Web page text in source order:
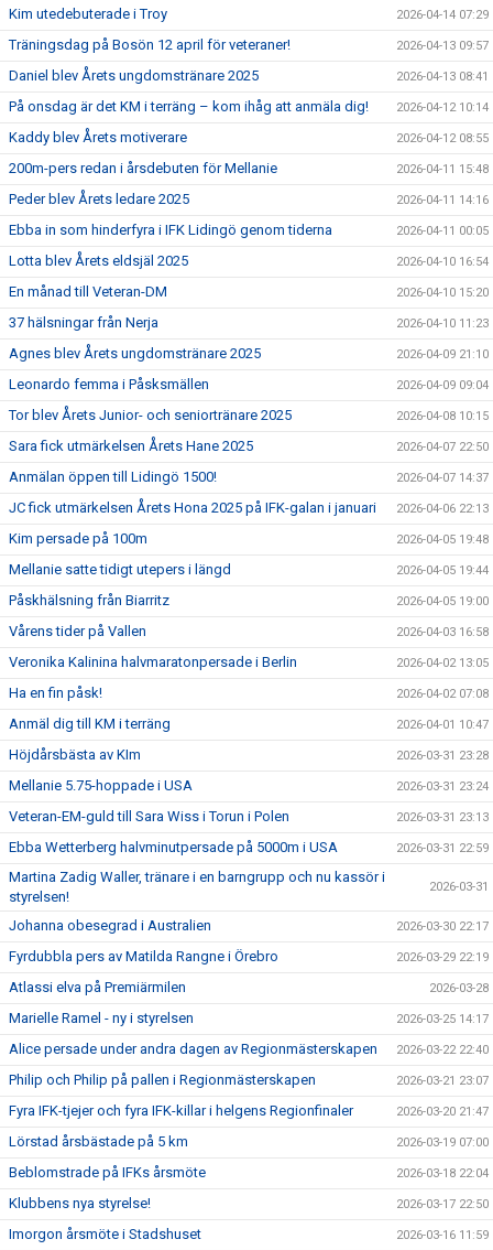
Kim utedebuterade i Troy 2026-04-14 07:29
Träningsdag på Bosön 12 april för veteraner! 2026-04-13 09:57
Daniel blev Årets ungdomstränare 2025 2026-04-13 08:41
På onsdag är det KM i terräng – kom ihåg att anmäla dig! 2026-04-12 10:14
Kaddy blev Årets motiverare 2026-04-12 08:55
200m-pers redan i årsdebuten för Mellanie 2026-04-11 15:48
Peder blev Årets ledare 2025 2026-04-11 14:16
Ebba in som hinderfyra i IFK Lidingö genom tiderna 2026-04-11 00:05
Lotta blev Årets eldsjäl 2025 2026-04-10 16:54
En månad till Veteran-DM 2026-04-10 15:20
37 hälsningar från Nerja 2026-04-10 11:23
Agnes blev Årets ungdomstränare 2025 2026-04-09 21:10
Leonardo femma i Påsksmällen 2026-04-09 09:04
Tor blev Årets Junior- och seniortränare 2025 2026-04-08 10:15
Sara fick utmärkelsen Årets Hane 2025 2026-04-07 22:50
Anmälan öppen till Lidingö 1500! 2026-04-07 14:37
JC fick utmärkelsen Årets Hona 2025 på IFK-galan i januari 2026-04-06 22:13
Kim persade på 100m 2026-04-05 19:48
Mellanie satte tidigt utepers i längd 2026-04-05 19:44
Påskhälsning från Biarritz 2026-04-05 19:00
Vårens tider på Vallen 2026-04-03 16:58
Veronika Kalinina halvmaratonpersade i Berlin 2026-04-02 13:05
Ha en fin påsk! 2026-04-02 07:08
Anmäl dig till KM i terräng 2026-04-01 10:47
Höjdårsbästa av KIm 2026-03-31 23:28
Mellanie 5.75-hoppade i USA 2026-03-31 23:24
Veteran-EM-guld till Sara Wiss i Torun i Polen 2026-03-31 23:13
Ebba Wetterberg halvminutpersade på 5000m i USA 2026-03-31 22:59
Martina Zadig Waller, tränare i en barngrupp och nu kassör i
styrelsen!
2026-03-31
Johanna obesegrad i Australien 2026-03-30 22:17
Fyrdubbla pers av Matilda Rangne i Örebro 2026-03-29 22:19
Atlassi elva på Premiärmilen 2026-03-28
Marielle Ramel - ny i styrelsen 2026-03-25 14:17
Alice persade under andra dagen av Regionmästerskapen 2026-03-22 22:40
Philip och Philip på pallen i Regionmästerskapen 2026-03-21 23:07
Fyra IFK-tjejer och fyra IFK-killar i helgens Regionfinaler 2026-03-20 21:47
Lörstad årsbästade på 5 km 2026-03-19 07:00
Beblomstrade på IFKs årsmöte 2026-03-18 22:04
Klubbens nya styrelse! 2026-03-17 22:50
Imorgon årsmöte i Stadshuset 2026-03-16 11:59